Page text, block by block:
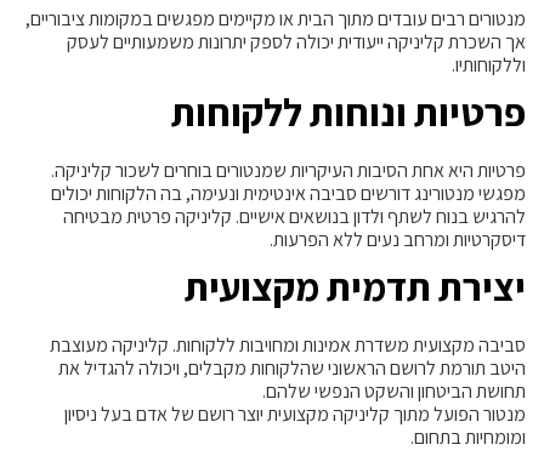
מנטורים רבים עובדים מתוך הבית או מקיימים מפגשים במקומות ציבוריים,
אך השכרת קליניקה ייעודית יכולה לספק יתרונות משמעותיים לעסק
וללקוחותיו.
פרטיות ונוחות ללקוחות
פרטיות היא אחת הסיבות העיקריות שמנטורים בוחרים לשכור קליניקה.
מפגשי מנטורינג דורשים סביבה אינטימית ונעימה, בה הלקוחות יכולים
להרגיש בנוח לשתף ולדון בנושאים אישיים. קליניקה פרטית מבטיחה
דיסקרטיות ומרחב נעים ללא הפרעות.
יצירת תדמית מקצועית
סביבה מקצועית משדרת אמינות ומחויבות ללקוחות. קליניקה מעוצבת
היטב תורמת לרושם הראשוני שהלקוחות מקבלים, ויכולה להגדיל את
תחושת הביטחון והשקט הנפשי שלהם.
מנטור הפועל מתוך קליניקה מקצועית יוצר רושם של אדם בעל ניסיון
ומומחיות בתחום.